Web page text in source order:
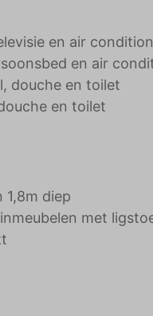
en air
en air
douche en toilet
en toilet
diep
met